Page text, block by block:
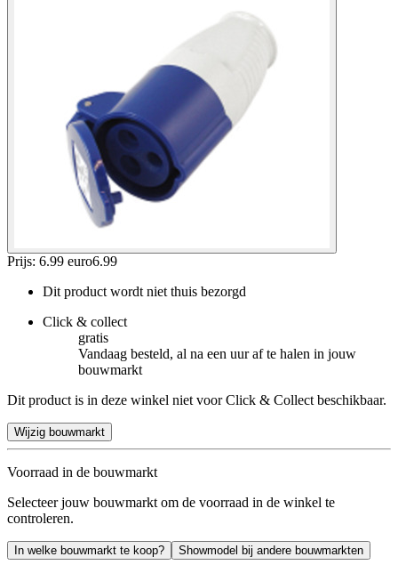
Prijs: 6.99 euro6.99
Dit product wordt niet thuis bezorgd
Click & collect
gratis
Vandaag besteld, al na een uur af te halen in jouw
bouwmarkt
Dit product is in deze winkel niet voor Click & Collect beschikbaar.
Wijzig bouwmarkt
Voorraad in de bouwmarkt
Selecteer jouw bouwmarkt om de voorraad in de winkel te
controleren.
In welke bouwmarkt te koop? Showmodel bij andere bouwmarkten